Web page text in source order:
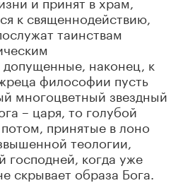
к священнодействию,
таинствам
наконец, к
философии пусть
многоцветный звездный
– царя, то голубой
принятые в лоно
теологии,
господней, когда уже
скрывает образа Бога.